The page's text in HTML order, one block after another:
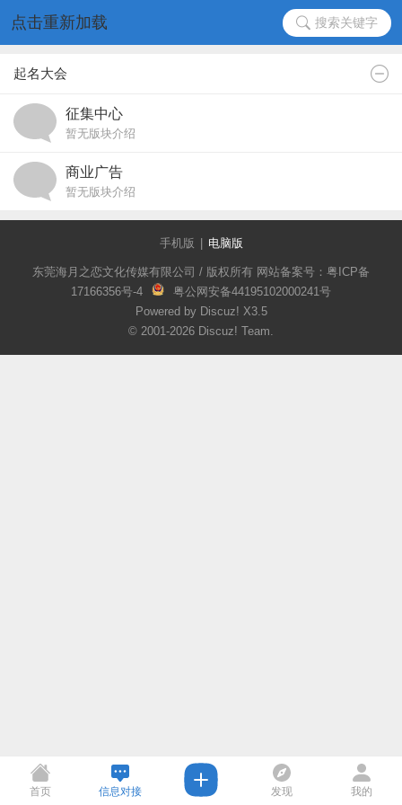
点击重新加载 搜索关键字
起名大会
征集中心
暂无版块介绍
商业广告
暂无版块介绍
手机版 电脑版
东莞海月之恋文化传媒有限公司 / 版权所有 网站备案号：粤ICP备
17166356号-4
粤公网安备44195102000241号
Powered by Discuz! X3.5
© 2001-2026 Discuz! Team.
首页 信息对接 发现 我的